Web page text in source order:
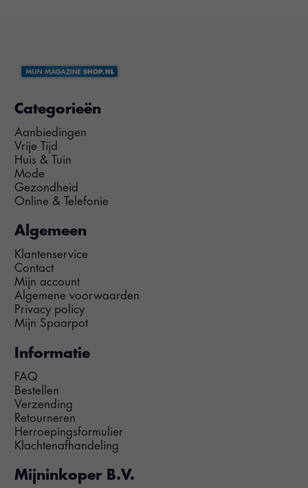
Categorieën
Aanbiedingen
Vrije Tijd
Huis & Tuin
Mode
Gezondheid
Online & Telefonie
Algemeen
Klantenservice
Contact
Mijn account
Algemene voorwaarden
Privacy policy
Mijn Spaarpot
Informatie
FAQ
Bestellen
Verzending
Retourneren
Herroepingsformulier
Klachtenafhandeling
Mijninkoper B.V.